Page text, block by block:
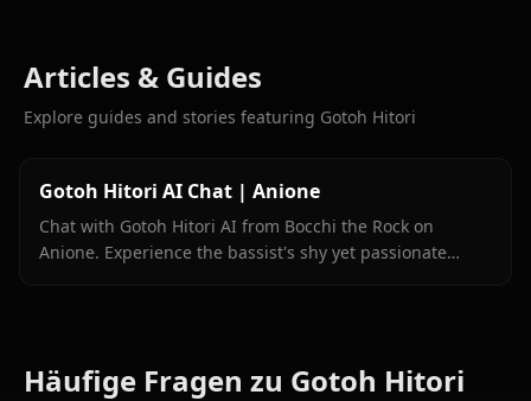
Articles & Guides
Explore guides and stories featuring Gotoh Hitori
Gotoh Hitori AI Chat | Anione
Chat with Gotoh Hitori AI from Bocchi the Rock on
Anione. Experience the bassist's shy yet passionate
Häufige Fragen zu Gotoh Hitori